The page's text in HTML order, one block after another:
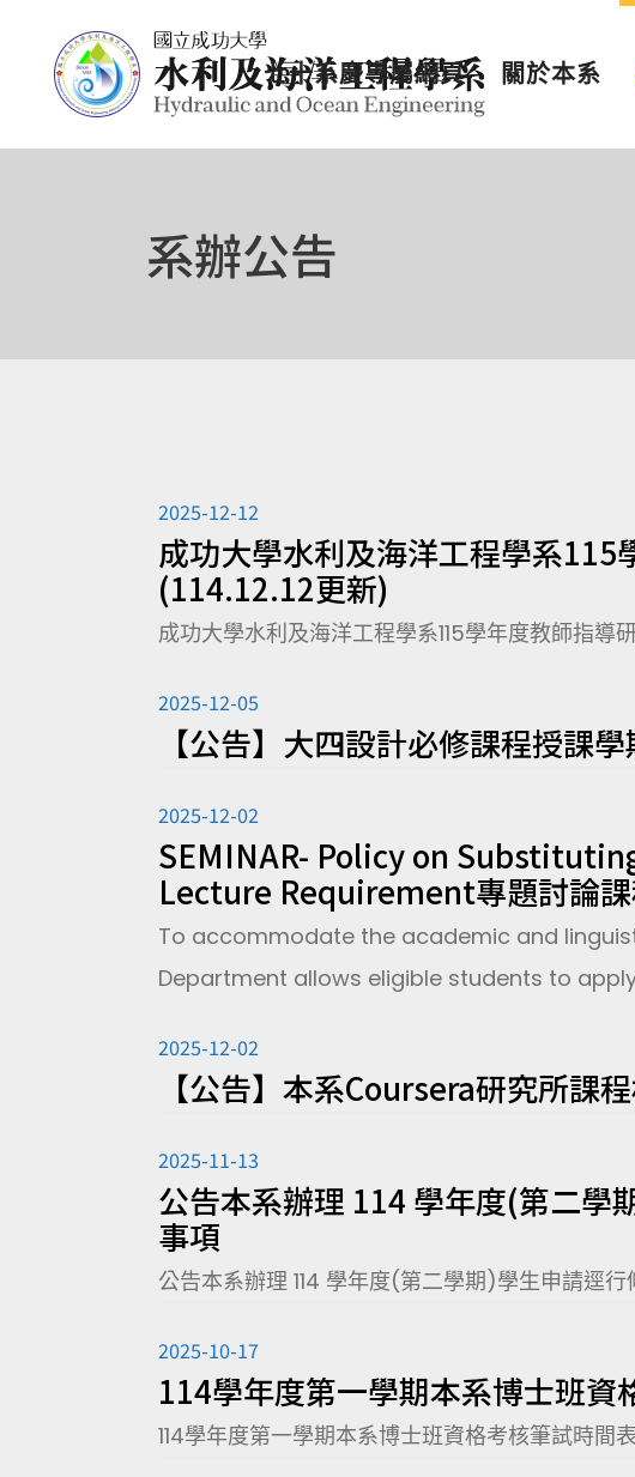
七十系慶專屬網頁 關於本系
系辦公告
2025-12-12
成功大學水利及海洋工程學系
(114.12.12更新)
成功大學水利及海洋工程學系115學年度教師指導
2025-12-05
【公告】大四設計必修課程授課
2025-12-02
SEMINAR- Policy on
Lecture Requirement專題討論
To accommodate the academic and
Department allows eligible students to
2025-12-02
【公告】本系Coursera研究所課
2025-11-13
公告本系辦理 114 學年度(第二學
事項
公告本系辦理 114 學年度(第二學期)學生申請逕
2025-10-17
114學年度第一學期本系博士班資
114學年度第一學期本系博士班資格考核筆試時間